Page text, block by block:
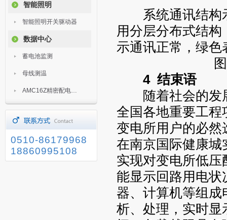
智能照明
智能照明开关驱动器
数据中心
蓄电池监测
母线测温
AMC16Z精密配电监控装置
0510-86179968
18860995108
系统通讯结构示
用分层分布式结
示通讯正常，绿色
4 结束语
随着社会的发展
全国各地重要工程
变电所用户的必然
在南京国际健康城
实现对变电所低
能显示回路用电
器、计算机等组
析、处理，实时